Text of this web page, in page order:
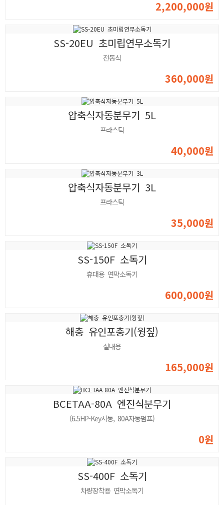
2,200,000원
SS-20EU 초미립연무소독기
전동식
360,000원
압축식자동분무기 5L
프라스틱
40,000원
압축식자동분무기 3L
프라스틱
35,000원
SS-150F 소독기
휴대용 연막소독기
600,000원
해충 유인포충기(윙짚)
실내용
165,000원
BCETAA-80A 엔진식분무기
(6.5HP-Key시동, 80A자동펌프)
0원
SS-400F 소독기
차량장착용 연막소독기